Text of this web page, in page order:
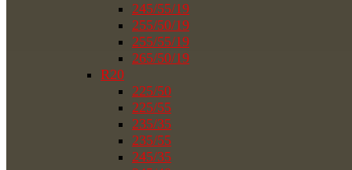
245/55/19
255/50/19
255/55/19
265/50/19
R20
225/50
225/55
235/35
235/55
245/35